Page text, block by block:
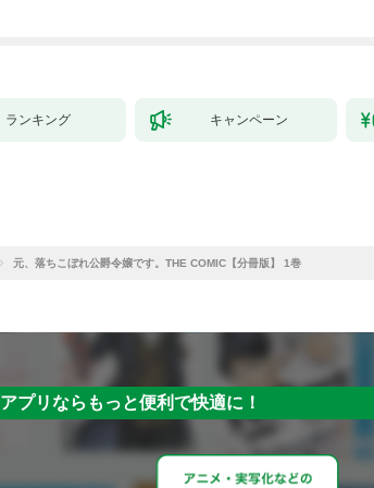
ランキング キャンペーン
元、落ちこぼれ公爵令嬢です。THE COMIC【分冊版】 1巻
アプリならもっと便利で快適に！